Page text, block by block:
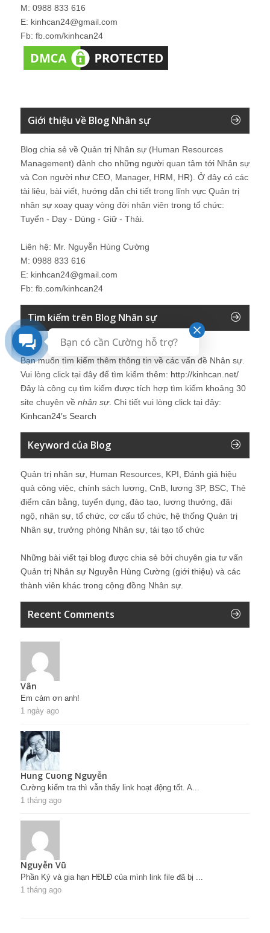
M: 0988 833 616
E: kinhcan24@gmail.com
Fb: fb.com/kinhcan24
Giới thiệu về Blog Nhân sự
Blog chia sẻ về Quản trị Nhân sự (Human Resources
Management) dành cho những người quan tâm tới Nhân sự
và Con người như CEO, Manager, HRM, HR). Ở đây có các
tài liệu, bài viết, hướng dẫn chi tiết trong lĩnh vực Quản trị
nhân sự xoay quay vòng đời nhân viên trong tổ chức:
Tuyển - Dạy - Dùng - Giữ - Thải.
Liên hệ: Mr. Nguyễn Hùng Cường
M: 0988 833 616
E: kinhcan24@gmail.com
Fb: fb.com/kinhcan24
Tìm kiếm trên Blog Nhân sự
Bạn muốn tìm kiếm thêm thông tin về các vấn đề Nhân sự.
Vui lòng click tại đây để tìm kiếm thêm: http://kinhcan.net/
Đây là công cụ tìm kiếm được tích hợp tìm kiếm khoảng 30
site chuyên về nhân sự. Chi tiết vui lòng click tại đây:
Kinhcan24′s Search
Keyword của Blog
Quản trị nhân sự, Human Resources, KPI, Đánh giá hiệu
quả công việc, chính sách lương, CnB, lương 3P, BSC, Thẻ
điểm cân bằng, tuyển dụng, đào tạo, lương thưởng, đãi
ngộ, nhân sự, tổ chức, cơ cấu tổ chức, hệ thống Quản trị
Nhân sự, trưởng phòng Nhân sự, tái tạo tổ chức
Những bài viết tại blog được chia sẻ bởi chuyên gia tư vấn
Quản trị Nhân sự Nguyễn Hùng Cường (giới thiệu) và các
thành viên khác trong cộng đồng Nhân sự.
Recent Comments
Vân
Em cảm ơn anh!
1 ngày ago
Hung Cuong Nguyễn
Cường kiểm tra thì vẫn thấy link hoạt động tốt. A...
1 tháng ago
Nguyễn Vũ
Phần Ký và gia hạn HĐLĐ của mình link file đã bị ...
1 tháng ago
Bạn có cần Cường hỗ trợ?